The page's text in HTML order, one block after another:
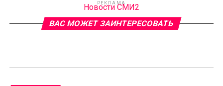
РЕКЛАМА
Новости СМИ2
ВАС МОЖЕТ ЗАИНТЕРЕСОВАТЬ